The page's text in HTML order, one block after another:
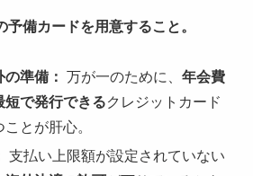
備カードを用意すること。
準備： 万が一のために、年会費
短で発行できるクレジットカード
とが肝心。
支払い上限額が設定されていない